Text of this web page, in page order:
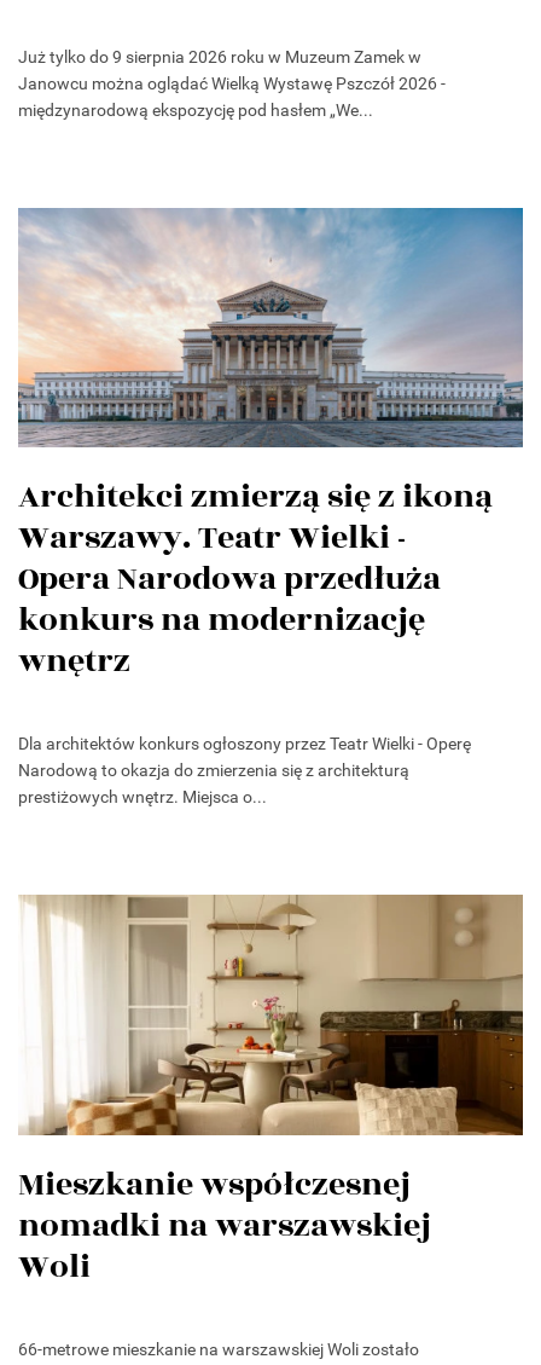
Już tylko do 9 sierpnia 2026 roku w Muzeum Zamek w
Janowcu można oglądać Wielką Wystawę Pszczół 2026 -
międzynarodową ekspozycję pod hasłem „We...
Architekci zmierzą się z ikoną
Warszawy. Teatr Wielki -
Opera Narodowa przedłuża
konkurs na modernizację
wnętrz
Dla architektów konkurs ogłoszony przez Teatr Wielki - Operę
Narodową to okazja do zmierzenia się z architekturą
prestiżowych wnętrz. Miejsca o...
Mieszkanie współczesnej
nomadki na warszawskiej
Woli
66-metrowe mieszkanie na warszawskiej Woli zostało